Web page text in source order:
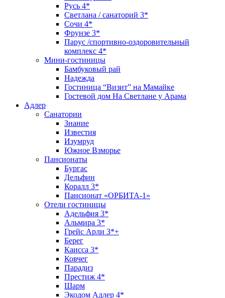
Русь 4*
Светлана / санаторий 3*
Сочи 4*
Фрунзе 3*
Парус /спортивно-оздоровительный
комплекс 4*
Мини-гостиницы
Бамбуковый рай
Надежда
Гостиница “Визит” на Мамайке
Гостевой дом На Светлане у Арама
Адлер
Санатории
Знание
Известия
Изумруд
Южное Взморье
Пансионаты
Бургас
Дельфин
Коралл 3*
Пансионат «ОРБИТА-1»
Отели гостиницы
Адельфия 3*
Альмира 3*
Грейс Арли 3*+
Берег
Каисса 3*
Ковчег
Парадиз
Престиж 4*
Шарм
Экодом Адлер 4*